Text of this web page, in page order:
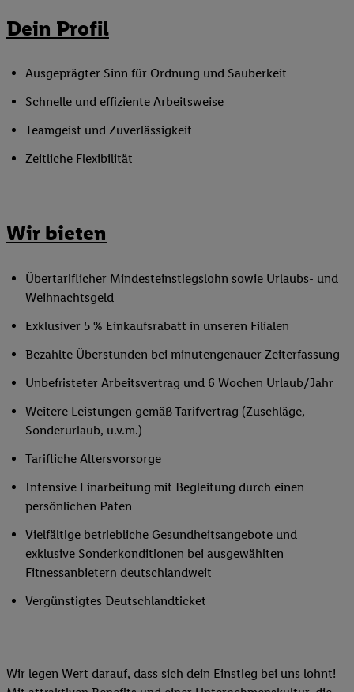
Dein Profil
Ausgeprägter Sinn für Ordnung und Sauberkeit
Schnelle und effiziente Arbeitsweise
Teamgeist und Zuverlässigkeit
Zeitliche Flexibilität
Wir bieten
Übertariflicher Mindesteinstiegslohn sowie Urlaubs- und
Weihnachtsgeld
Exklusiver 5 % Einkaufsrabatt in unseren Filialen
Bezahlte Überstunden bei minutengenauer Zeiterfassung
Unbefristeter Arbeitsvertrag und 6 Wochen Urlaub/Jahr
Weitere Leistungen gemäß Tarifvertrag (Zuschläge,
Sonderurlaub, u.v.m.)
Tarifliche Altersvorsorge
Intensive Einarbeitung mit Begleitung durch einen
persönlichen Paten
Vielfältige betriebliche Gesundheitsangebote und
exklusive Sonderkonditionen bei ausgewählten
Fitnessanbietern deutschlandweit
Vergünstigtes Deutschlandticket
Wir legen Wert darauf, dass sich dein Einstieg bei uns lohnt!